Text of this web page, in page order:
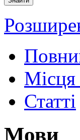
Місця
Статті
Мови